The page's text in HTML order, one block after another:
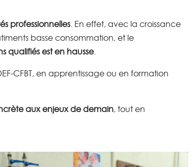
professionnelles. En effet, avec la croissance
basse consommation, et le
qualifiés est en hausse.
CFBT, en apprentissage ou en formation
aux enjeux de demain, tout en